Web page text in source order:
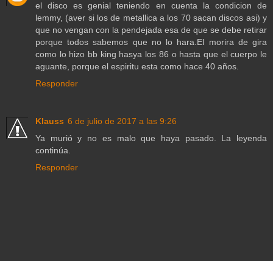
el disco es genial teniendo en cuenta la condicion de
lemmy, (aver si los de metallica a los 70 sacan discos asi) y
que no vengan con la pendejada esa de que se debe retirar
porque todos sabemos que no lo hara.El morira de gira
como lo hizo bb king hasya los 86 o hasta que el cuerpo le
aguante, porque el espiritu esta como hace 40 años.
Responder
Klauss 6 de julio de 2017 a las 9:26
Ya murió y no es malo que haya pasado. La leyenda
continúa.
Responder